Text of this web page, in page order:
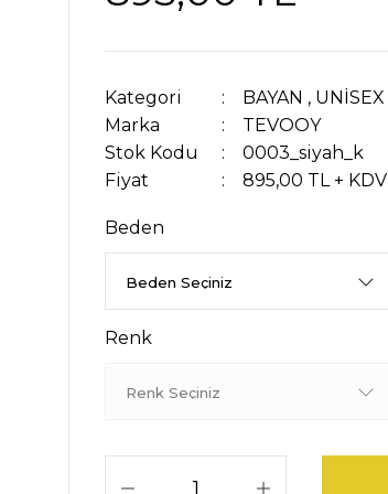
Kategori BAYAN , UNİSEX
Marka
TEVOOY
Stok Kodu
0003_siyah_k
Fiyat
895,00 TL + KDV
Beden
Renk